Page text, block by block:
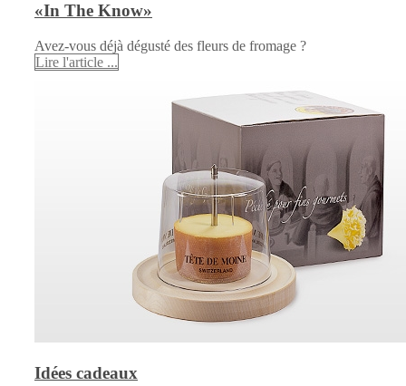
«In The Know»
Avez-vous déjà dégusté des fleurs de fromage ?
Lire l'article ...
Idées cadeaux